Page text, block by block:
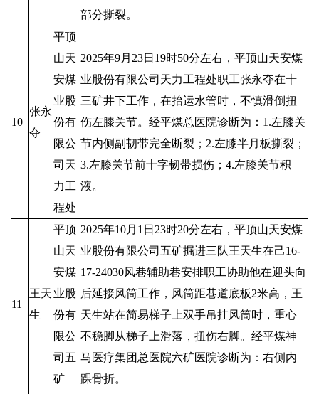
部分撕裂。
10
张永
夺
平顶
山天
安煤
业股
份有
限公
司天
力工
程处
2025年9月23日19时50分左右，平顶山天安煤
业股份有限公司天力工程处职工张永夺在十
三矿井下工作，在抬运水管时，不慎滑倒扭
伤左膝关节。经平煤总医院诊断为：1.左膝关
节内侧副韧带完全断裂；2.左膝半月板撕裂；
3.左膝关节前十字韧带损伤；4.左膝关节积
液。
11
王天
生
平顶
山天
安煤
业股
份有
限公
司五
矿
2025年10月1日23时20分左右，平顶山天安煤
业股份有限公司五矿掘进三队王天生在己16-
17-24030风巷辅助巷安排职工协助他在迎头向
后延接风筒工作，风筒距巷道底板2米高，王
天生站在简易梯子上双手吊挂风筒时，重心
不稳脚从梯子上滑落，扭伤右脚。经平煤神
马医疗集团总医院六矿医院诊断为：右侧内
踝骨折。